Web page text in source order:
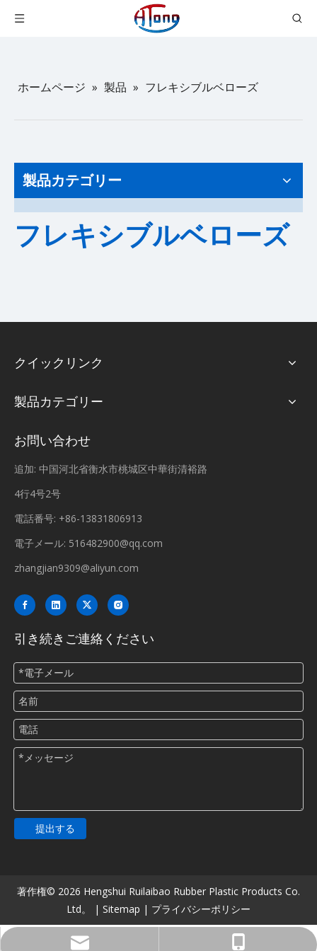
ホームページ » 製品 » フレキシブルベローズ
製品カテゴリー
フレキシブルベローズ
クイックリンク
製品カテゴリー
お問い合わせ
追加: 中国河北省衡水市桃城区中華街清裕路
4行4号2号
電話番号: +86-13831806913
電子メール: 516482900@qq.com
zhangjian9309@aliyun.com
引き続きご連絡ください
提出する
著作権© 2026 Hengshui Ruilaibao Rubber Plastic Products Co.
Ltd。 | Sitemap | プライバシーポリシー